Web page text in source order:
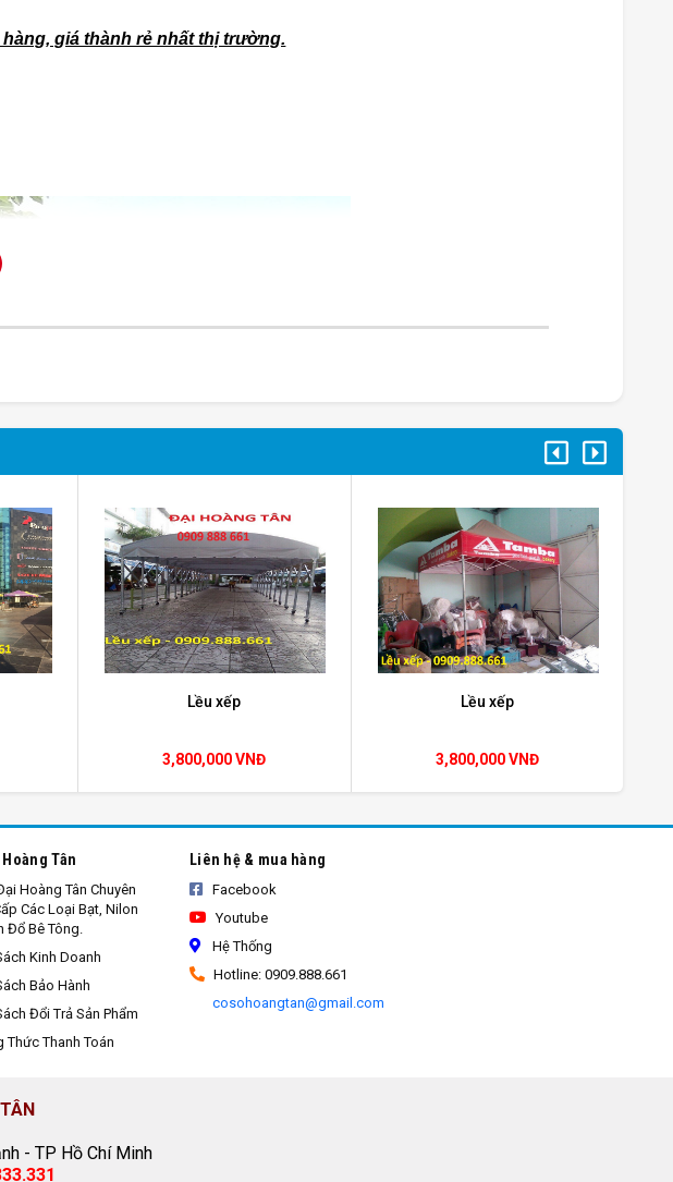
giá thành rẻ nhất thị trường.
Lều xếp
3,800,000 VNĐ
Lều xếp
3,800,000 VNĐ
Liên hệ & mua hàng
Facebook
Youtube
Hệ Thống
Hotline: 0909.888.661
cosohoangtan@gmail.com
Tân
Hoàng Tân Chuyên
Các Loại Bạt, Nilon
Đổ Bê Tông.
Kinh Doanh
Bảo Hành
Đổi Trả Sản Phẩm
Thức Thanh Toán
- TP Hồ Chí Minh